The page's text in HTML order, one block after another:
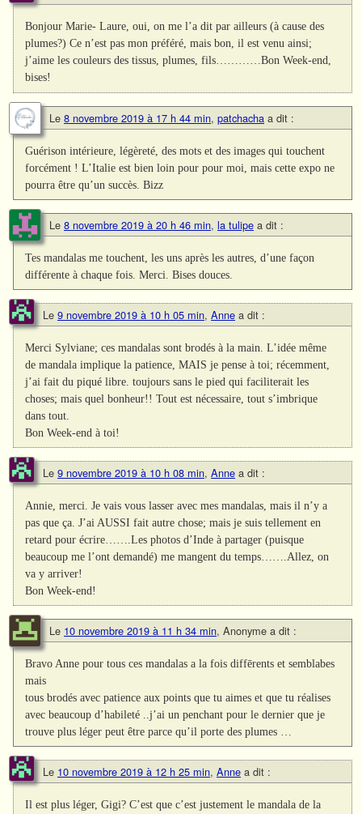
Bonjour Marie- Laure, oui, on me l’a dit par ailleurs (à cause des
plumes?) Ce n’est pas mon préféré, mais bon, il est venu ainsi;
j’aime les couleurs des tissus, plumes, fils…………Bon Week-end,
bises!
Le 8 novembre 2019 à 17 h 44 min, patchacha a dit :
Guérison intérieure, légèreté, des mots et des images qui touchent
forcément ! L’Italie est bien loin pour pour moi, mais cette expo ne
pourra être qu’un succès. Bizz
Le 8 novembre 2019 à 20 h 46 min, la tulipe a dit :
Tes mandalas me touchent, les uns après les autres, d’une façon
différente à chaque fois. Merci. Bises douces.
Le 9 novembre 2019 à 10 h 05 min, Anne a dit :
Merci Sylviane; ces mandalas sont brodés à la main. L’idée même
de mandala implique la patience, MAIS je pense à toi; récemment,
j’ai fait du piqué libre. toujours sans le pied qui faciliterait les
choses; mais quel bonheur!! Tout est nécessaire, tout s’imbrique
dans tout.
Bon Week-end à toi!
Le 9 novembre 2019 à 10 h 08 min, Anne a dit :
Annie, merci. Je vais vous lasser avec mes mandalas, mais il n’y a
pas que ça. J’ai AUSSI fait autre chose; mais je suis tellement en
retard pour écrire…….Les photos d’Inde à partager (puisque
beaucoup me l’ont demandé) me mangent du temps…….Allez, on
va y arriver!
Bon Week-end!
Le 10 novembre 2019 à 11 h 34 min, Anonyme a dit :
Bravo Anne pour tous ces mandalas a la fois diffērents et semblabes
mais
tous brodés avec patience aux points que tu aimes et que tu réalises
avec beaucoup d’habileté ..j’ai un penchant pour le dernier que je
trouve plus léger peut être parce qu’il porte des plumes …
Le 10 novembre 2019 à 12 h 25 min, Anne a dit :
Il est plus léger, Gigi? C’est que c’est justement le mandala de la